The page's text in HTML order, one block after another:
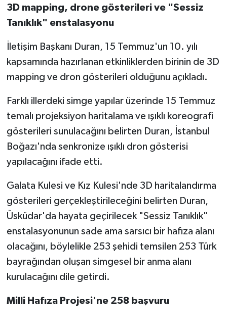
3D mapping, drone gösterileri ve "Sessiz
Tanıklık" enstalasyonu
İletişim Başkanı Duran, 15 Temmuz'un 10. yılı
kapsamında hazırlanan etkinliklerden birinin de 3D
mapping ve dron gösterileri olduğunu açıkladı.
Farklı illerdeki simge yapılar üzerinde 15 Temmuz
temalı projeksiyon haritalama ve ışıklı koreografi
gösterileri sunulacağını belirten Duran, İstanbul
Boğazı'nda senkronize ışıklı dron gösterisi
yapılacağını ifade etti.
Galata Kulesi ve Kız Kulesi'nde 3D haritalandırma
gösterileri gerçekleştirileceğini belirten Duran,
Üsküdar'da hayata geçirilecek "Sessiz Tanıklık"
enstalasyonunun sade ama sarsıcı bir hafıza alanı
olacağını, böylelikle 253 şehidi temsilen 253 Türk
bayrağından oluşan simgesel bir anma alanı
kurulacağını dile getirdi.
Milli Hafıza Projesi'ne 258 başvuru